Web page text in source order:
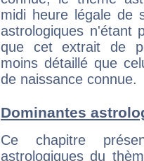
midi heure légale de
astrologiques n'étant
que cet extrait de
moins détaillé que
de naissance connue.
Dominantes
Ce chapitre
astrologiques du